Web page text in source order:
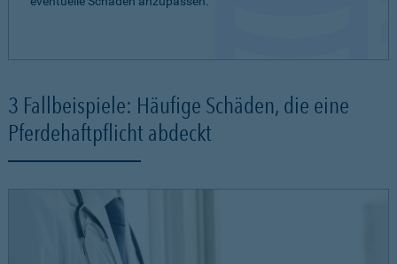
3 Fallbeispiele: Häufige Schäden, die eine
Pferdehaftpflicht abdeckt